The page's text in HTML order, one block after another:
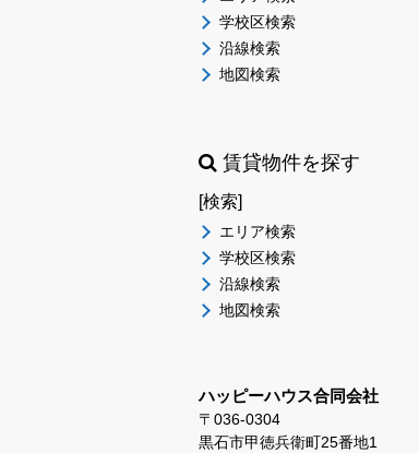
学校区検索
沿線検索
地図検索
賃貸物件を探す
[検索]
エリア検索
学校区検索
沿線検索
地図検索
ハッピーハウス合同会社
〒036-0304
黒石市甲徳兵衛町25番地1